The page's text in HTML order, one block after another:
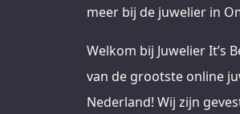
meer bij de juwelier in
Welkom bij Juwelier It’s
van de grootste online
Nederland! Wij zijn